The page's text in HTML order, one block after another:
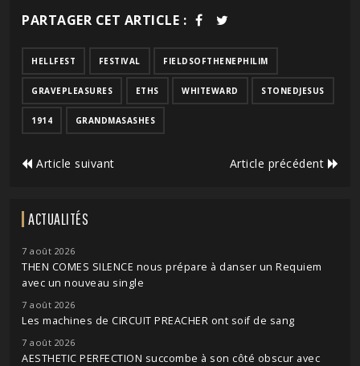
PARTAGER CET ARTICLE :
HELLFEST FESTIVAL FIELDSOFTHENEPHILIM
GRAVEPLEASURES ETHS WHITEWARD STONEDJESUS
1914 GRANDMASASHES
Article suivant Article précédent
ACTUALITÉS
7 août 2026
THEN COMES SILENCE nous prépare à danser un Requiem
avec un nouveau single
7 août 2026
Les machines de CIRCUIT PREACHER ont soif de sang
7 août 2026
AESTHETIC PERFECTION succombe à son côté obscur avec